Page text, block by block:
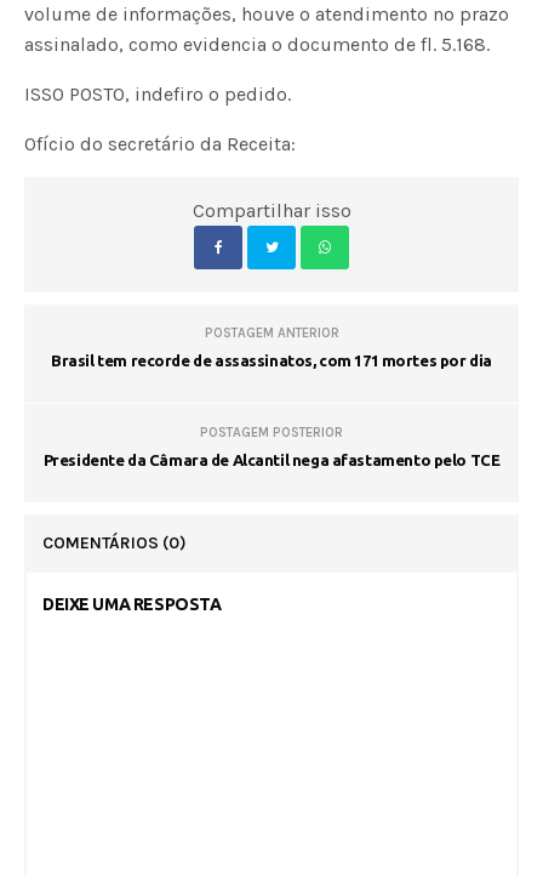
volume de informações, houve o atendimento no prazo
assinalado, como evidencia o documento de fl. 5.168.
ISSO POSTO, indefiro o pedido.
Ofício do secretário da Receita:
Compartilhar isso
POSTAGEM ANTERIOR
Brasil tem recorde de assassinatos, com 171 mortes por dia
POSTAGEM POSTERIOR
Presidente da Câmara de Alcantil nega afastamento pelo TCE
COMENTÁRIOS (0)
DEIXE UMA RESPOSTA